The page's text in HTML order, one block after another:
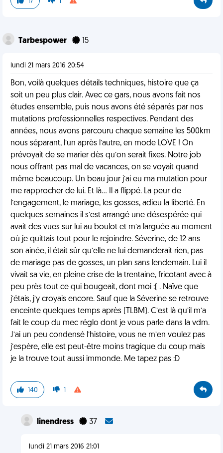
Tarbespower 15
lundi 21 mars 2016 20:54
Bon, voilà quelques détails techniques, histoire que ça
soit un peu plus clair. Avec ce gars, nous avons fait nos
études ensemble, puis nous avons été séparés par nos
mutations professionnelles respectives. Pendant des
années, nous avons parcouru chaque semaine les 500km
nous séparant, l’un après l’autre, en mode LOVE ! On
prévoyait de se marier dès qu’on serait fixes. Notre job
nous offrant pas mal de vacances, on se voyait quand
même beaucoup. Un beau jour j’ai eu ma mutation pour
me rapprocher de lui. Et là… Il a flippé. La peur de
l’engagement, le mariage, les gosses, adieu la liberté. En
quelques semaines il s’est arrangé une désespérée qui
avait des vues sur lui au boulot et m’a larguée au moment
où je quittais tout pour le rejoindre. Séverine, de 12 ans
son ainée, il était sûr qu’elle ne lui demanderait rien, pas
de mariage pas de gosses, un plan sans lendemain. Lui il
vivait sa vie, en pleine crise de la trentaine, fricotant avec à
peu près tout ce qui bougeait, dont moi :( . Naïve que
j’étais, j’y croyais encore. Sauf que la Séverine se retrouve
enceinte quelques temps après (TLBM). C’est là qu’il m’a
fait le coup du mec réglo dont je vous parle dans la vdm.
J’ai un peu condensé l’histoire, vous ne m’en voulez pas
j’espère, elle est peut-être moins tragique du coup mais
je la trouve tout aussi immonde. Me tapez pas :D
140 1
linendress 37
lundi 21 mars 2016 21:01